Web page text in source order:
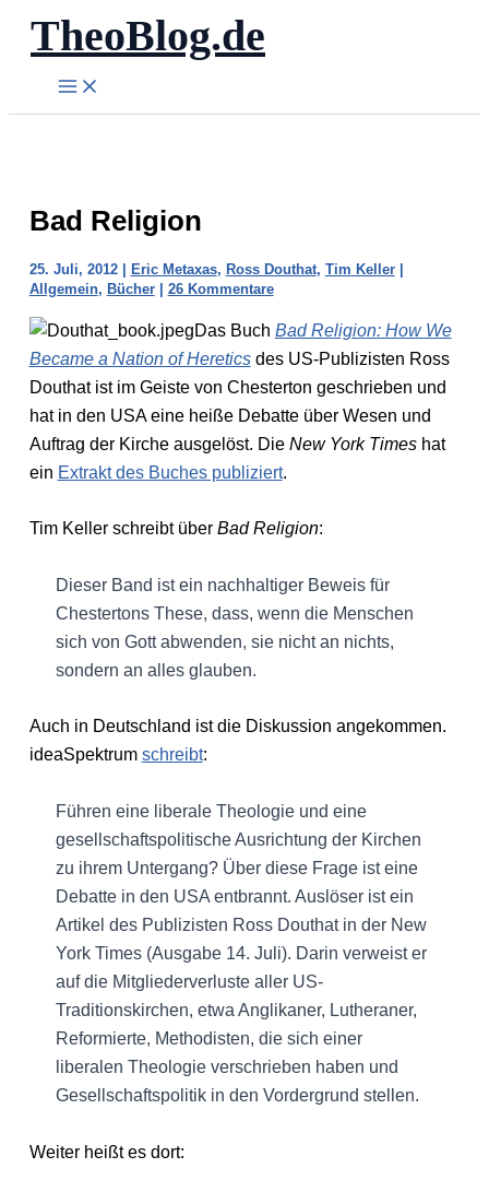
Zum
Inhalt
springen
TheoBlog.de
Bad Religion
25. Juli, 2012 | Eric Metaxas, Ross Douthat, Tim Keller|
Allgemein, Bücher| 26 Kommentare
Das Buch Bad Religion: How We
Became a Nation of Hereticsdes US-Publizisten Ross
Douthat ist im Geiste von Chesterton geschrieben und
hat in den USA eine heiße Debatte über Wesen und
Auftrag der Kirche ausgelöst. Die New York Timeshat
ein Extrakt des Buches publiziert.
Tim Keller schreibt über Bad Religion:
Dieser Band ist ein nachhaltiger Beweis für
Chestertons These, dass, wenn die Menschen
sich von Gott abwenden, sie nicht an nichts,
sondern an alles glauben.
Auch in Deutschland ist die Diskussion angekommen.
ideaSpektrum schreibt:
Führen eine liberale Theologie und eine
gesellschaftspolitische Ausrichtung der Kirchen
zu ihrem Untergang? Über diese Frage ist eine
Debatte in den USA entbrannt. Auslöser ist ein
Artikel des Publizisten Ross Douthat in der New
York Times (Ausgabe 14. Juli). Darin verweist er
auf die Mitgliederverluste aller US-
Traditionskirchen, etwa Anglikaner, Lutheraner,
Reformierte, Methodisten, die sich einer
liberalen Theologie verschrieben haben und
Gesellschaftspolitik in den Vordergrund stellen.
Weiter heißt es dort: